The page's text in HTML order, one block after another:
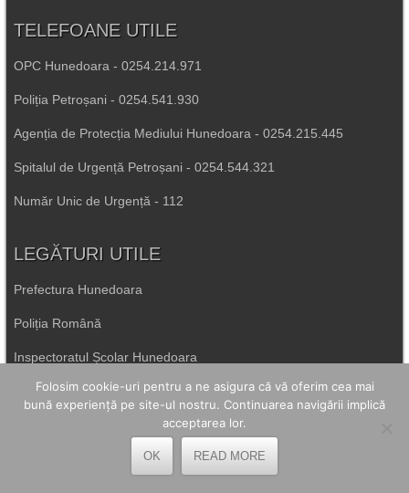
TELEFOANE UTILE
OPC Hunedoara - 0254.214.971
Poliția Petroșani - 0254.541.930
Agenția de Protecția Mediului Hunedoara - 0254.215.445
Spitalul de Urgență Petroșani - 0254.544.321
Număr Unic de Urgență - 112
LEGĂTURI UTILE
Prefectura Hunedoara
Poliția Română
Inspectoratul Școlar Hunedoara
Consiliul Județean Hunedoara
Folosim cookie-uri pentru a ne asigura că vă oferim cea mai
bună experiență pe site-ul nostru. Continuarea navigării implică
acceptarea lor.
OK READ MORE